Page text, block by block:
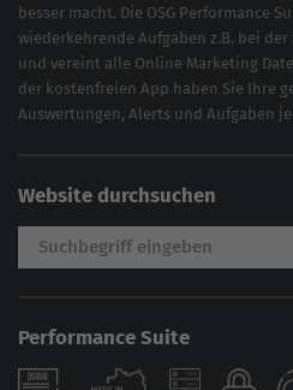
besser macht. Die OSG Performance
wiederkehrende Aufgaben z.B. bei der
und vereint alle Online Marketing
der kostenfreien App haben Sie Ihre
Auswertungen, Alerts und Aufgaben
Website durchsuchen
Performance Suite